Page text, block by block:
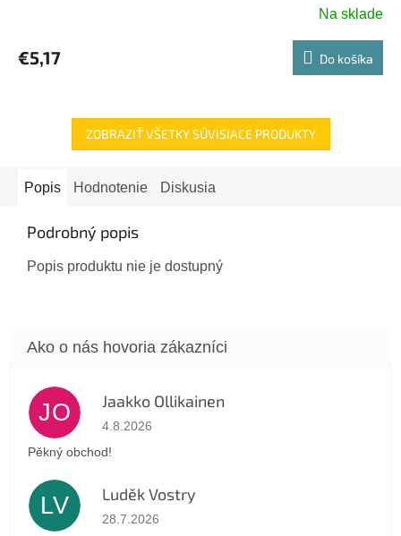
Na sklade
€5,17 Do košíka
ZOBRAZIŤ VŠETKY SÚVISIACE PRODUKTY
Popis Hodnotenie Diskusia
Podrobný popis
Popis produktu nie je dostupný
JO Jaakko Ollikainen
Hodnotenie obchodu je 5 z 5 hviezdičiek.
4.8.2026
Pěkný obchod!
LV Luděk Vostry
Hodnotenie obchodu je 5 z 5 hviezdičiek.
28.7.2026